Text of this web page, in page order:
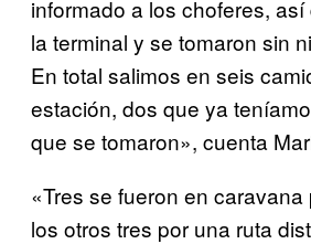
informado a los choferes,
la terminal y se tomaron sin
En total salimos en seis
estación, dos que ya
que se tomaron», cuenta
«Tres se fueron en caravana
los otros tres por una ruta